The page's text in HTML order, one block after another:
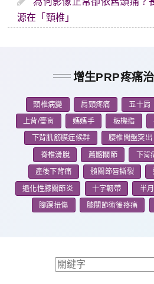
源在「頸椎」
增生PRP疼痛
頸椎病變 肩頸疼痛 五十肩
上背/膏肓 媽媽手 板機指
下背肌筋膜症候群 腰椎間盤突出
脊椎滑脫 薦髂關節 下背
產後下背痛 髖關節唇撕裂
退化性膝關節炎 十字韌帶 半
腳踝扭傷 膝關節術後疼痛